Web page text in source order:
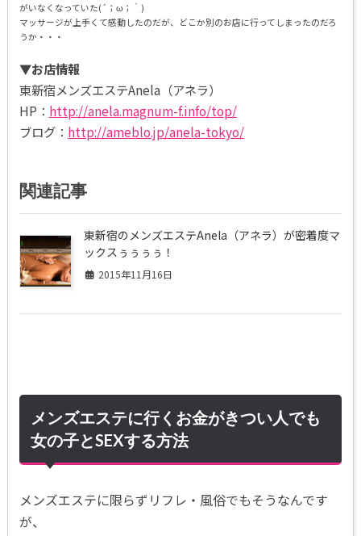
がいなくなっていた(´；ω；｀)
マッサージが上手くて感動したのだが、どこか別のお店に行ってしまったのだろ
うか・・・
▼お店情報
東新宿メンズエステAnela（アネラ）
HP： http://anela.magnum-f.info/top/
ブログ： http://ameblo.jp/anela-tokyo/
関連記事
東新宿のメンズエステAnela（アネラ）が密着度マ
ックスぅぅぅぅ！
2015年11月16日
メンズエステに行くお金がきつい人でも
女の子とSEXする方法
メンズエステに限らずリフレ・風俗でもそうなんです
が、